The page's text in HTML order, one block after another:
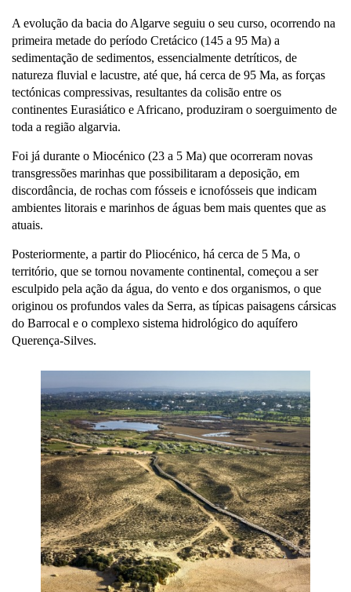
A evolução da bacia do Algarve seguiu o seu curso, ocorrendo na
primeira metade do período Cretácico (145 a 95 Ma) a
sedimentação de sedimentos, essencialmente detríticos, de
natureza fluvial e lacustre, até que, há cerca de 95 Ma, as forças
tectónicas compressivas, resultantes da colisão entre os
continentes Eurasiático e Africano, produziram o soerguimento de
toda a região algarvia.
Foi já durante o Miocénico (23 a 5 Ma) que ocorreram novas
transgressões marinhas que possibilitaram a deposição, em
discordância, de rochas com fósseis e icnofósseis que indicam
ambientes litorais e marinhos de águas bem mais quentes que as
atuais.
Posteriormente, a partir do Pliocénico, há cerca de 5 Ma, o
território, que se tornou novamente continental, começou a ser
esculpido pela ação da água, do vento e dos organismos, o que
originou os profundos vales da Serra, as típicas paisagens cársicas
do Barrocal e o complexo sistema hidrológico do aquífero
Querença-Silves.